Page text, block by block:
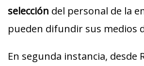
selección del personal de la
pueden difundir sus medios
En segunda instancia, desde